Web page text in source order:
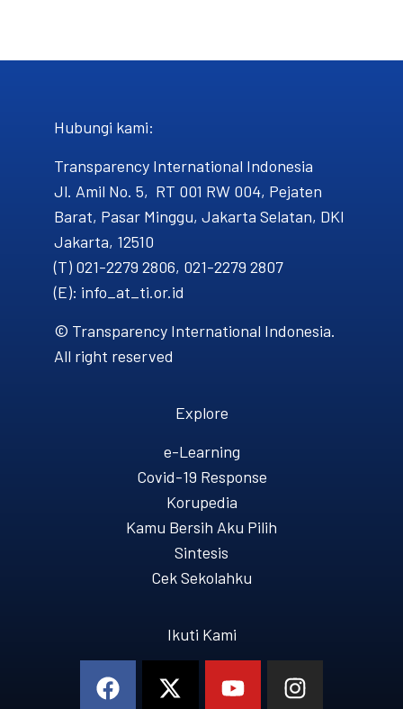
Hubungi kami​:
Transparency International Indonesia
Jl. Amil No. 5, RT 001 RW 004, Pejaten
Barat, Pasar Minggu, Jakarta Selatan, DKI
Jakarta, 12510
(T) 021-2279 2806, 021-2279 2807
(E): info_at_ti.or.id
© Transparency International Indonesia.
All right reserved
Explore
e-Learning
Covid-19 Response
Korupedia
Kamu Bersih Aku Pilih
Sintesis
Cek Sekolahku
Ikuti Kami